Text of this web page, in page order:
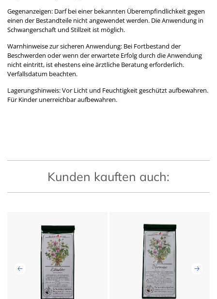
Gegenanzeigen: Darf bei einer bekannten Überempfindlichkeit gegen
einen der Bestandteile nicht angewendet werden. Die Anwendung in
Schwangerschaft und Stillzeit ist möglich.
Warnhinweise zur sicheren Anwendung: Bei Fortbestand der
Beschwerden oder wenn der erwartete Erfolg durch die Anwendung
nicht eintritt, ist ehestens eine ärztliche Beratung erforderlich.
Verfallsdatum beachten.
Lagerungshinweis: Vor Licht und Feuchtigkeit geschützt aufbewahren.
Für Kinder unerreichbar aufbewahren.
Kunden kauften auch: